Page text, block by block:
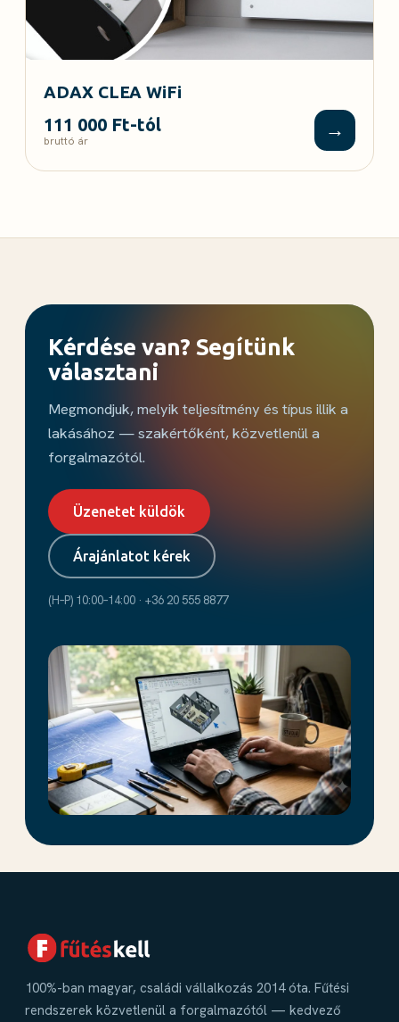
ADAX CLEA WiFi
111 000 Ft-tól
bruttó ár →
Kérdése van? Segítünk
választani
Megmondjuk, melyik teljesítmény és típus illik a
lakásához — szakértőként, közvetlenül a
forgalmazótól.
Üzenetet küldök
Árajánlatot kérek
(H–P) 10:00–14:00 · +36 20 555 8877
100%-ban magyar, családi vállalkozás 2014 óta. Fűtési
rendszerek közvetlenül a forgalmazótól — kedvező